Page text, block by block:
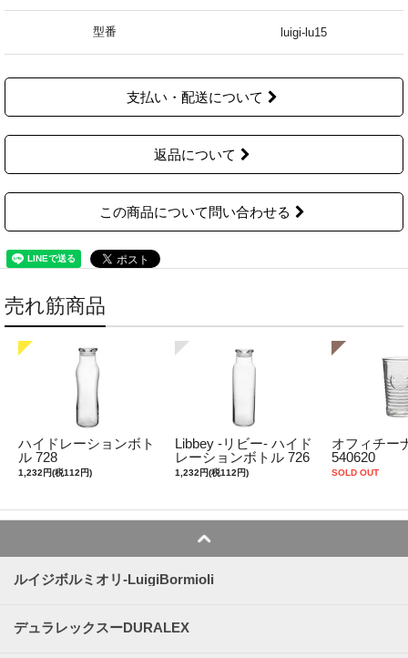
型番 luigi-lu15
支払い・配送について
返品について
この商品について問い合わせる
売れ筋商品
ハイドレーションボト
ル 728
1,232円(税112円)
Libbey -リビー- ハイド
レーションボトル 726
1,232円(税112円)
オフィチー
540620
SOLD OUT
ルイジボルミオリ-LuigiBormioli
デュラレックスーDURALEX